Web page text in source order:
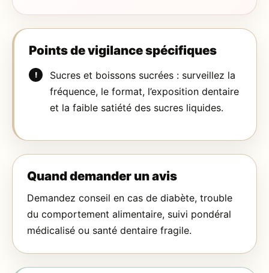
Points de vigilance spécifiques
Sucres et boissons sucrées : surveillez la
fréquence, le format, l’exposition dentaire
et la faible satiété des sucres liquides.
Quand demander un avis
Demandez conseil en cas de diabète, trouble
du comportement alimentaire, suivi pondéral
médicalisé ou santé dentaire fragile.